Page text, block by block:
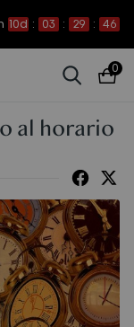
10d : 03 : 29 : 46
0
al horario